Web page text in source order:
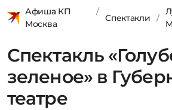
Афиша КП
Москва
Спектакли
Спектакль
зеленое» в
театре